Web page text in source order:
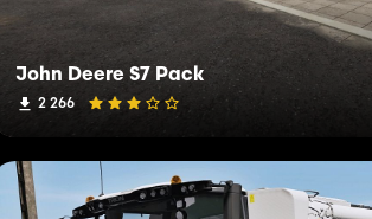
John Deere S7 Pack
2 266